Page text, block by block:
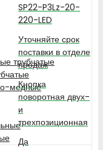
трубчатые
медные
SP22-P3Lz-20-
220-LED
Уточняйте срок
поставки в отделе
продаж
Кнопка
поворотная двух-
и
трехпозиционная
Да